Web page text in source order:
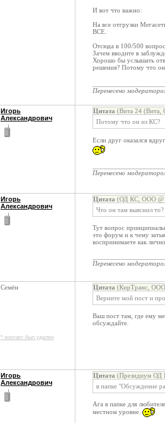
И вот что важно:
На все отгрузки
ВСЕ.
Отсюда в 100/500
Зачем вводите в
Хорошо бы услышать
решения? Потому что
Перенесено
Игорь
Александрович
Цитата (Вита 24
Потому что он из КС?
Если друг оказался
Перенесено
Игорь
Александрович
Цитата (ОД КС, ООО @
Что он там выяснил то?
Тут вопрос
это форум и к чему
воспринимаете как
Перенесено
Семён
* контакт был удален
Цитата (КирТранс,
Верните мой пост и
Ваш пост там, где ему
обсуждайте.
Игорь
Александрович
Цитата (Президиум ОД
в папке "Обсуждение
Ага в папке для
местном уровне.